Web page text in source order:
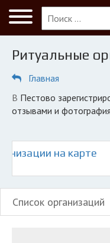
Главная
Пестово
ПОЛЬЗОВАТЕЛЯМ
Кладбища
Личный кабинет
Ритуальные
Главная
в Пестово зарегистрированы 2 организации с рейтингом,
отзывами и
на карте
Список организаций